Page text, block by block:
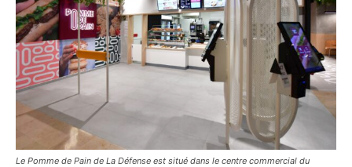
Le Pomme de Pain de La Défense est situé dans le centre commercial du